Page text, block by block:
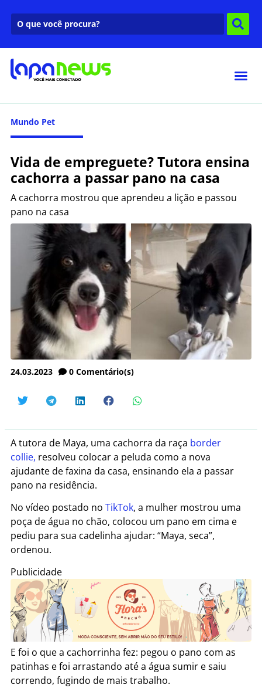
Mundo Pet
Vida de empreguete? Tutora ensina
cachorra a passar pano na casa
A cachorra mostrou que aprendeu a lição e passou
pano na casa
24.03.2023 0 Comentário(s)
A tutora de Maya, uma cachorra da raça border
collie, resolveu colocar a peluda como a nova
ajudante de faxina da casa, ensinando ela a passar
pano na residência.
No vídeo postado no TikTok, a mulher mostrou uma
poça de água no chão, colocou um pano em cima e
pediu para sua cadelinha ajudar: “Maya, seca”,
ordenou.
Publicidade
E foi o que a cachorrinha fez: pegou o pano com as
patinhas e foi arrastando até a água sumir e saiu
correndo, fugindo de mais trabalho.